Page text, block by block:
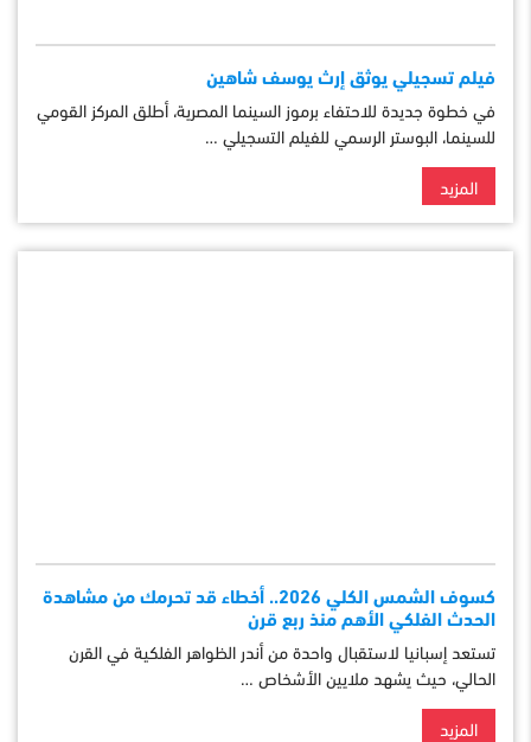
فيلم تسجيلي يوثق إرث يوسف شاهين
في خطوة جديدة للاحتفاء برموز السينما المصرية، أطلق المركز القومي
للسينما، البوستر الرسمي للفيلم التسجيلي …
المزيد
كسوف الشمس الكلي 2026.. أخطاء قد تحرمك من مشاهدة
الحدث الفلكي الأهم منذ ربع قرن
تستعد إسبانيا لاستقبال واحدة من أندر الظواهر الفلكية في القرن
الحالي، حيث يشهد ملايين الأشخاص …
المزيد